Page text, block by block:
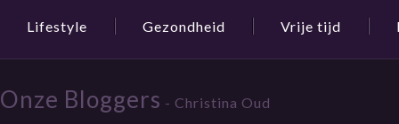
Lifestyle Gezondheid Vrije tijd
Onze Bloggers - Christina Oud